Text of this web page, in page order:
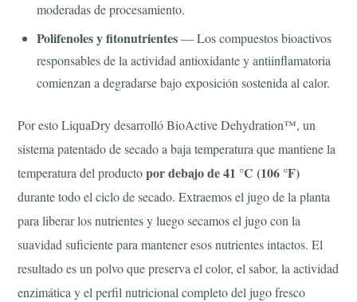
moderadas de procesamiento.
Polifenoles y fitonutrientes— Los compuestos bioactivos
responsables de la actividad antioxidante y antiinflamatoria
comienzan a degradarse bajo exposición sostenida al calor.
Por esto LiquaDry desarrollóBioActive Dehydration™, un
sistema patentado de secado a baja temperatura que mantiene la
temperatura del productopor debajo de 41 °C (106 °F)
durante todo el ciclo de secado. Extraemos el jugo de la planta
para liberar los nutrientes y luego secamos el jugo con la
suavidad suficiente para mantener esos nutrientes intactos. El
resultado es un polvo que preserva el color, el sabor, la actividad
enzimática y el perfil nutricional completo del jugo fresco